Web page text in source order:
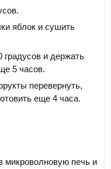
яблок и сушить
и держать
5 часов.
перевернуть,
еще 4 часа.
микроволновую печь и